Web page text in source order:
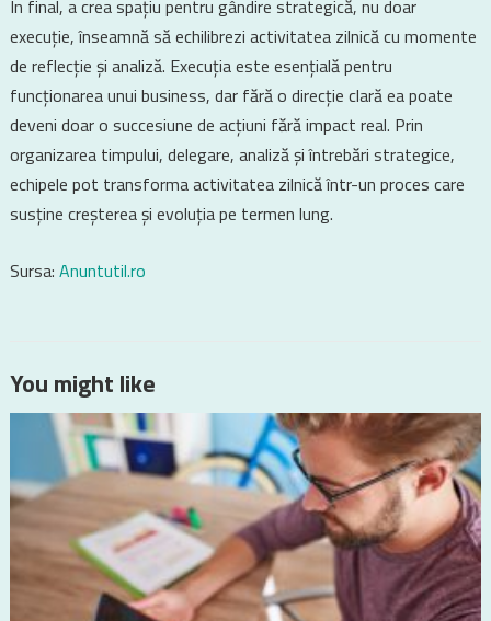
În final, a crea spațiu pentru gândire strategică, nu doar
execuție, înseamnă să echilibrezi activitatea zilnică cu momente
de reflecție și analiză. Execuția este esențială pentru
funcționarea unui business, dar fără o direcție clară ea poate
deveni doar o succesiune de acțiuni fără impact real. Prin
organizarea timpului, delegare, analiză și întrebări strategice,
echipele pot transforma activitatea zilnică într-un proces care
susține creșterea și evoluția pe termen lung.
Sursa: Anuntutil.ro
You might like